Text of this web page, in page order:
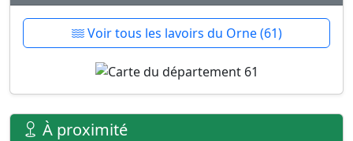
Voir tous les lavoirs du Orne (61)
À proximité